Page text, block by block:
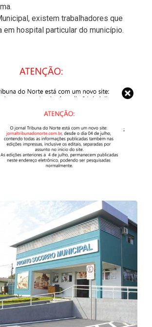
existem trabalhadores que
em hospital particular do município.